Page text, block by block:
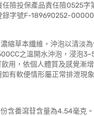
任險投保產品責任險0525字
錄字號F-189690252-
縮草本纖維，沖泡以清淡為
之溫開水沖泡，浸泡
用，依個人體質及感覺漸增
有軟便情形屬正常排泄現
含番瀉苷含量為4.54毫克。